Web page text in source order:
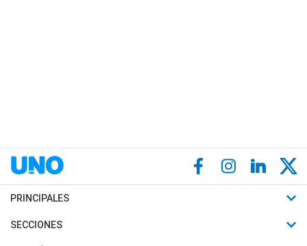
PRINCIPALES
Últimas Noticias
SECCIONES